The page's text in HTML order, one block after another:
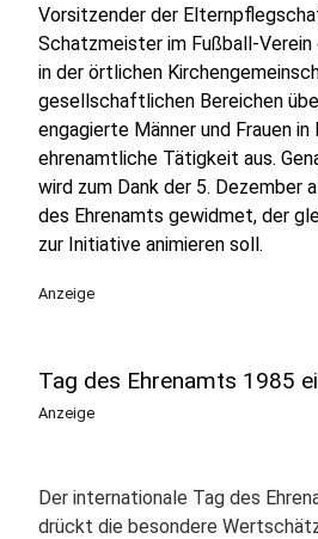
Vorsitzender der
Schatzmeister im Fußball-Verein
in der örtlichen
gesellschaftlichen Bereichen
engagierte Männer und Frauen
ehrenamtliche Tätigkeit aus.
wird zum Dank der 5. Dezember
des Ehrenamts gewidmet, der
zur Initiative animieren soll.
Anzeige
Tag des Ehrenamts 1985
Anzeige
Der internationale Tag des
drückt die besondere